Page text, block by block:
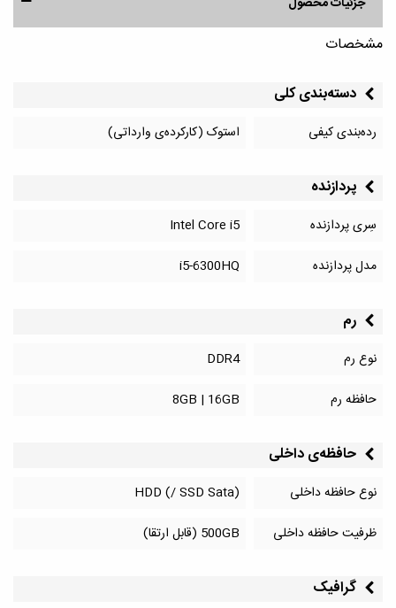
مشخصات
دسته‌بندی کلی
رده‌بندی کیفی استوک (کارکرده‌ی وارداتی)
پردازنده
سِری پردازنده
Intel Core i5
مدل پردازنده
i5-6300HQ
رم
نوع رم
DDR4
حافظه رم
8GB | 16GB
حافظه‌‌ی داخلی
نوع حافظه داخلی
HDD (/ SSD Sata)
ظرفیت حافظه داخلی
500GB (قابل ارتقا)
گرافیک